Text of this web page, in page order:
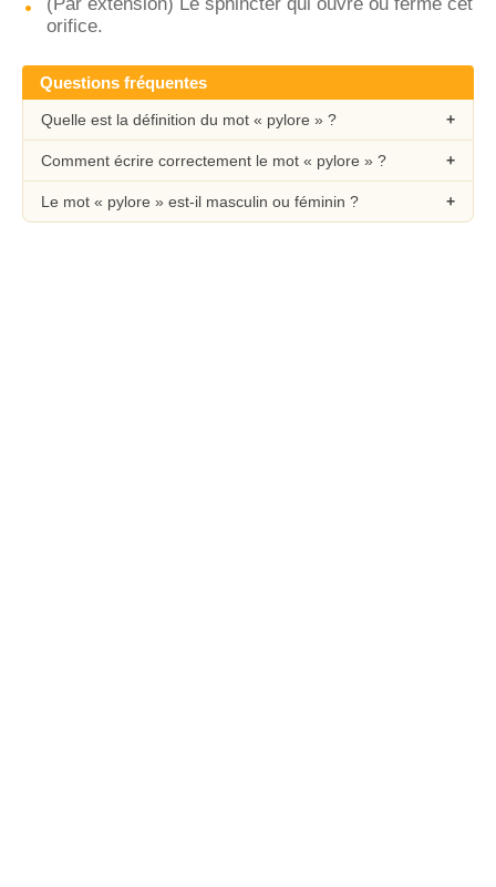
orifice.
Questions fréquentes
Quelle est la définition du mot « pylore » ?
Comment écrire correctement le mot « pylore » ?
Le mot « pylore » est-il masculin ou féminin ?